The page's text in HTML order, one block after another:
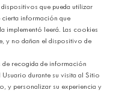
que pueda utilizar
información que
implementó leerá. Las cookies
y no dañan el dispositivo de
recogida de información
durante su visita al Sitio
y personalizar su experiencia y